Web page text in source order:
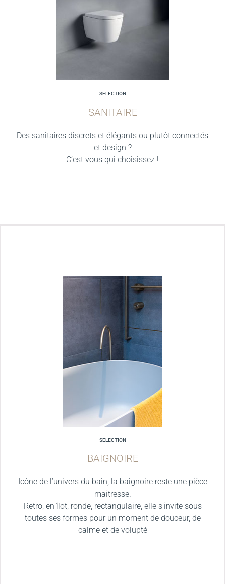
SELECTION
SANITAIRE
Des sanitaires discrets et élégants ou plutôt connectés
et design ?
C’est vous qui choisissez !
SELECTION
BAIGNOIRE
Icône de l’univers du bain, la baignoire reste une pièce
maitresse.
Retro, en îlot, ronde, rectangulaire, elle s’invite sous
toutes ses formes pour un moment de douceur, de
calme et de volupté